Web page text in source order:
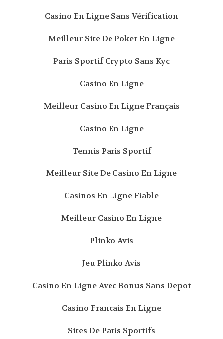
Casino En Ligne Sans Vérification
Meilleur Site De Poker En Ligne
Paris Sportif Crypto Sans Kyc
Casino En Ligne
Meilleur Casino En Ligne Français
Casino En Ligne
Tennis Paris Sportif
Meilleur Site De Casino En Ligne
Casinos En Ligne Fiable
Meilleur Casino En Ligne
Plinko Avis
Jeu Plinko Avis
Casino En Ligne Avec Bonus Sans Depot
Casino Francais En Ligne
Sites De Paris Sportifs